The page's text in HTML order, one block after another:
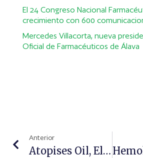
El 24 Congreso Nacional
crecimiento con 600
Mercedes Villacorta, nueva
Oficial de Farmacéuticos de Álava
Anterior
Atopises Oil, El Nuevo Aceite Hidratante De Sesderma